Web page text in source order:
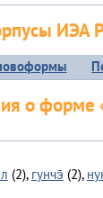
ИЭА
о форме
(2), гунчэ̄ (2),